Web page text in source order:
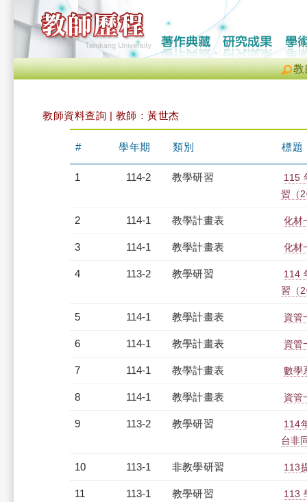
教
教師資料查詢 | 教師：黃世杰
# 學年期 類別 標題
1 114-2 教學研習
115
習（
2 114-1 教學計畫表 化材
3 114-1 教學計畫表 化材
4 113-2 教學研習
114
習（
5 114-1 教學計畫表 資管
6 114-1 教學計畫表 資管
7 114-1 教學計畫表 數學
8 114-1 教學計畫表 資管
9 113-2 教學研習
114
台非
10 113-1 非教學研習 113
11 113-1 教學研習
113